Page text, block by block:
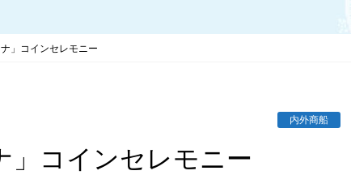
」コインセレモニー
内外商船
」コインセレモニー